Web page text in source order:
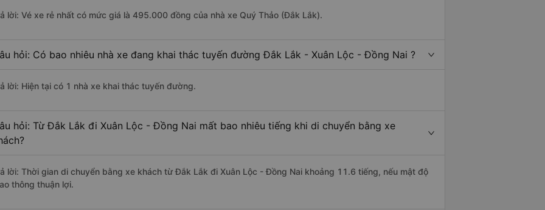
lời: Vé xe rẻ nhất có mức giá là 495.000 đồng của nhà xe Quý Thảo (Đắk Lắk).
hỏi: Có bao nhiêu nhà xe đang khai thác tuyến đường Đắk Lắk - Xuân Lộc - Đồng Nai ?
lời: Hiện tại có 1 nhà xe khai thác tuyến đường.
hỏi: Từ Đắk Lắk đi Xuân Lộc - Đồng Nai mất bao nhiêu tiếng khi di chuyển bằng xe
lời: Thời gian di chuyển bằng xe khách từ Đắk Lắk đi Xuân Lộc - Đồng Nai khoảng 11.6 tiếng, nếu mật độ
thông thuận lợi.